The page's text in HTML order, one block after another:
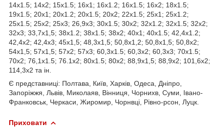
14х1.5; 14х2; 15х1.5; 16х1; 16х1.2; 16х1.5; 16х2; 18х1.5;
19х1.5; 20х1; 20х1.2; 20х1.5; 20х2; 22х1.5; 25х1; 25х1.2;
25х1.5; 25х2; 25х3; 26,9х3; 30х1.5; 30х2; 32х1.2; 32х1.5; 32х2;
32х3; 33,7х1,5; 38х1.2; 38х1.5; 38х2; 40х1; 40х1.5; 42,4х1.2;
42,4х2; 42,4х3; 45х1,5; 48,3х1,5; 50,8х1,2; 50,8х1,5; 50,8х2;
54х1,5; 57х1,5; 57х2; 57х3; 60,3х1.5; 60,3х2; 60,3х3; 70х1.5;
70х2; 76,1х1.5; 76.1х2; 80х1.5; 80х2; 88,9х1,5; 88,9х2; 101,6х2;
114,3х2 та ін.
Є представниці: Полтава, Київ, Харків, Одеса, Дніпро,
Запоріжжя, Львів, Миколаяв, Вінниця, Чорнихв, Суми, Івано-
Франковськ, Черкаси, Жиромир, Чорнвці, Рівно-рсон, Луцк.
Приховати